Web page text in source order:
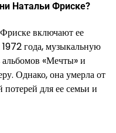
Натальи Фриске?
включают ее
года, музыкальную
альбомов «Мечты» и
Однако, она умерла от
для ее семьи и